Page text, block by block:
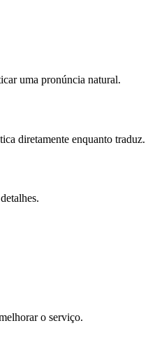
uma pronúncia natural.
diretamente enquanto traduz.
o serviço.